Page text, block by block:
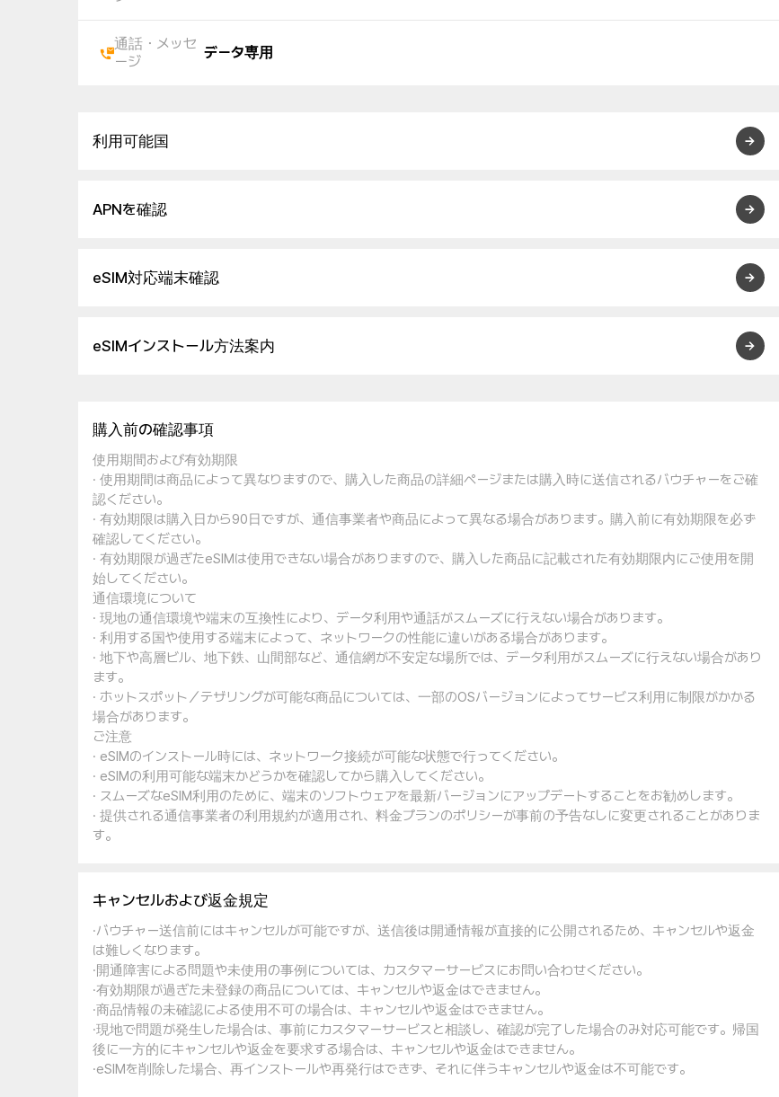
通話・メッセ
ージ
データ専用
利用可能国
APNを確認
eSIM対応端末確認
eSIMインストール方法案内
購入前の確認事項
使用期間および有効期限
· 使用期間は商品によって異なりますので、購入した商品の詳細ページまたは購入時に送信されるバウチャーをご確
認ください。
· 有効期限は購入日から90日ですが、通信事業者や商品によって異なる場合があります。購入前に有効期限を必ず
確認してください。
· 有効期限が過ぎたeSIMは使用できない場合がありますので、購入した商品に記載された有効期限内にご使用を開
始してください。
通信環境について
· 現地の通信環境や端末の互換性により、データ利用や通話がスムーズに行えない場合があります。
· 利用する国や使用する端末によって、ネットワークの性能に違いがある場合があります。
· 地下や高層ビル、地下鉄、山間部など、通信網が不安定な場所では、データ利用がスムーズに行えない場合があり
ます。
· ホットスポット／テザリングが可能な商品については、一部のOSバージョンによってサービス利用に制限がかかる
場合があります。
ご注意
· eSIMのインストール時には、ネットワーク接続が可能な状態で行ってください。
· eSIMの利用可能な端末かどうかを確認してから購入してください。
· スムーズなeSIM利用のために、端末のソフトウェアを最新バージョンにアップデートすることをお勧めします。
· 提供される通信事業者の利用規約が適用され、料金プランのポリシーが事前の予告なしに変更されることがありま
す。
キャンセルおよび返金規定
·バウチャー送信前にはキャンセルが可能ですが、送信後は開通情報が直接的に公開されるため、キャンセルや返金
は難しくなります。
·開通障害による問題や未使用の事例については、カスタマーサービスにお問い合わせください。
·有効期限が過ぎた未登録の商品については、キャンセルや返金はできません。
·商品情報の未確認による使用不可の場合は、キャンセルや返金はできません。
·現地で問題が発生した場合は、事前にカスタマーサービスと相談し、確認が完了した場合のみ対応可能です。帰国
後に一方的にキャンセルや返金を要求する場合は、キャンセルや返金はできません。
·eSIMを削除した場合、再インストールや再発行はできず、それに伴うキャンセルや返金は不可能です。